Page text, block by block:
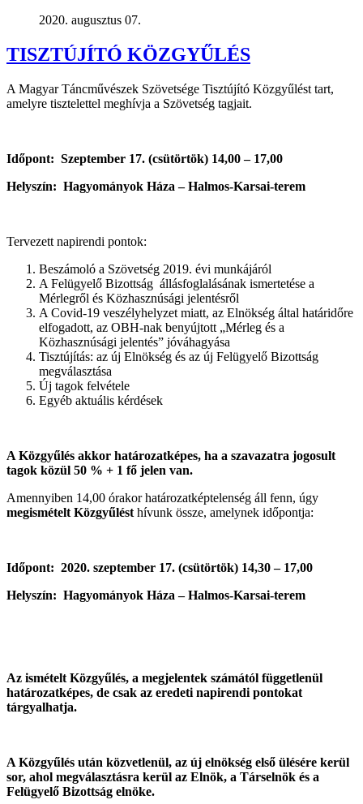
2020. augusztus 07.
TISZTÚJÍTÓ KÖZGYŰLÉS
A Magyar Táncművészek Szövetsége Tisztújító Közgyűlést tart,
amelyre tisztelettel meghívja a Szövetség tagjait.
Időpont: Szeptember 17. (csütörtök) 14,00 – 17,00
Helyszín: Hagyományok Háza – Halmos-Karsai-terem
Tervezett napirendi pontok:
Beszámoló a Szövetség 2019. évi munkájáról
A Felügyelő Bizottság állásfoglalásának ismertetése a
Mérlegről és Közhasznúsági jelentésről
A Covid-19 veszélyhelyzet miatt, az Elnökség által határidőre
elfogadott, az OBH-nak benyújtott „Mérleg és a
Közhasznúsági jelentés” jóváhagyása
Tisztújítás: az új Elnökség és az új Felügyelő Bizottság
megválasztása
Új tagok felvétele
Egyéb aktuális kérdések
A Közgyűlés akkor határozatképes, ha a szavazatra jogosult
tagok közül 50 % + 1 fő jelen van.
Amennyiben 14,00 órakor határozatképtelenség áll fenn, úgy
megismételt Közgyűlést hívunk össze, amelynek időpontja:
Időpont: 2020. szeptember 17. (csütörtök) 14,30 – 17,00
Helyszín: Hagyományok Háza – Halmos-Karsai-terem
Az ismételt Közgyűlés, a megjelentek számától függetlenül
határozatképes, de csak az eredeti napirendi pontokat
tárgyalhatja.
A Közgyűlés után közvetlenül, az új elnökség első ülésére kerül
sor, ahol megválasztásra kerül az Elnök, a Társelnök és a
Felügyelő Bizottság elnöke.